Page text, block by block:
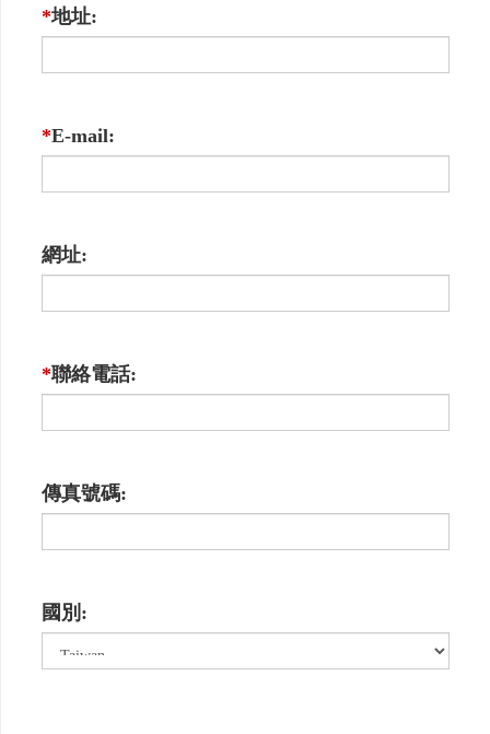
*地址:
*E-mail:
網址:
*聯絡電話:
傳真號碼:
國別: